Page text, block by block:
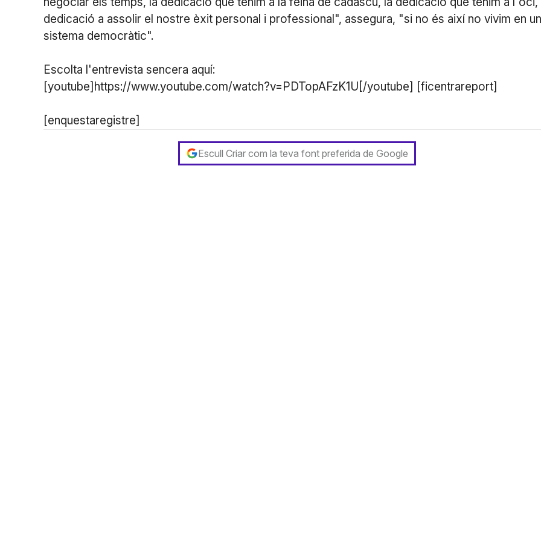
dedicació a assolir el nostre èxit personal i professional", assegura, "si no és així no vivim en un
sistema democràtic".
Escolta l'entrevista sencera aquí:
[youtube]https://www.youtube.com/watch?v=PDTopAFzK1U[/youtube] [ficentrareport]
[enquestaregistre]
Escull Criar com la teva font preferida de Google